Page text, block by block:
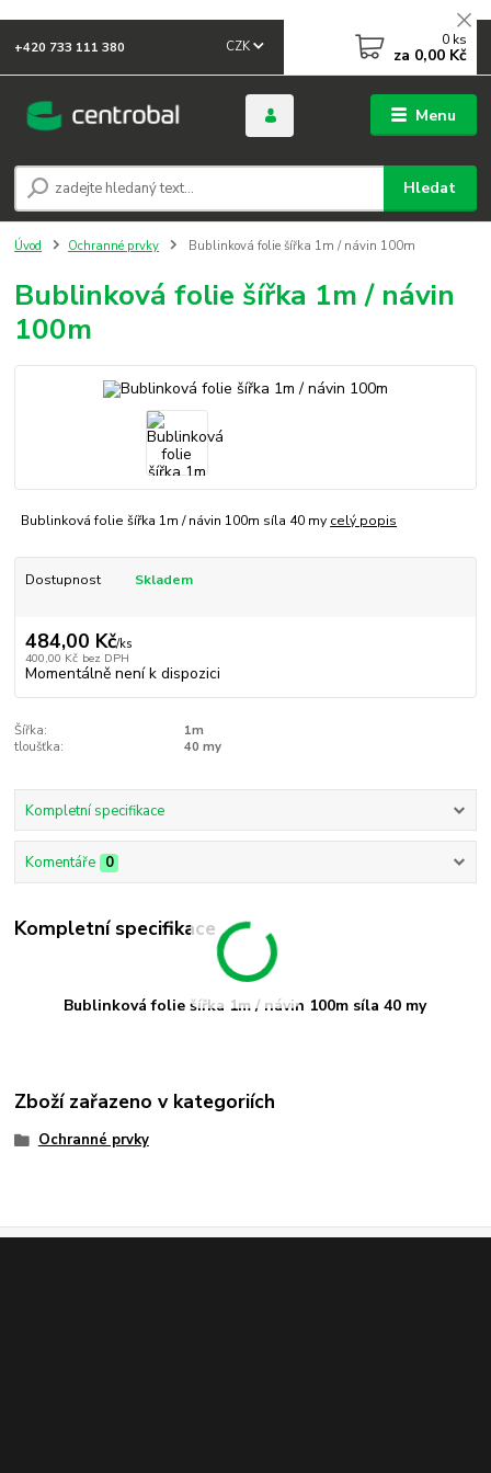
Menu
CZK
Hledat
+420 733 111 380 0 ks
za 0,00 Kč
Úvod Ochranné prvky Bublinková folie šířka 1m / návin 100m
Bublinková folie šířka 1m / návin
100m
Bublinková folie šířka 1m / návin 100m síla 40 my celý popis
Dostupnost Skladem
484,00 Kč/ks
400,00 Kč bez DPH
Momentálně není k dispozici
Šířka:
1m
tloušťka:
40 my
Kompletní specifikace
Komentáře 0
Kompletní specifikace
Bublinková folie šířka 1m / návin 100m síla 40 my
Zboží zařazeno v kategoriích
Ochranné prvky